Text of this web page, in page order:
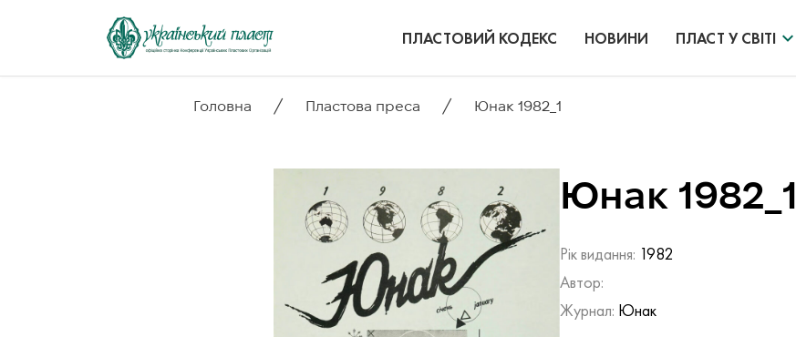
ПЛАСТОВИЙ КОДЕКС НОВИНИ ПЛАСТ У СВІТІ
Головна / Пластова преса / Юнак 1982_1
Юнак 1982_1
Рік видання: 1982
Автор:
Журнал: Юнак